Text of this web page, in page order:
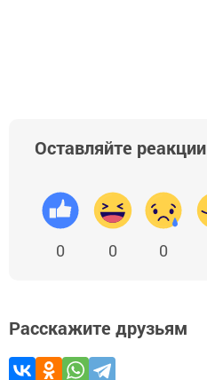
Оставляйте реакции
0 0 0
Расскажите друзьям